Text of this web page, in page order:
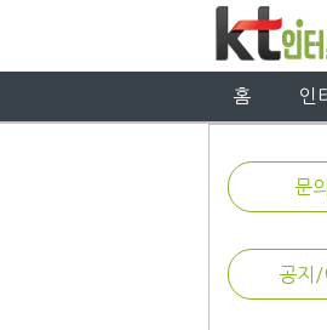
홈 인
문
공지/